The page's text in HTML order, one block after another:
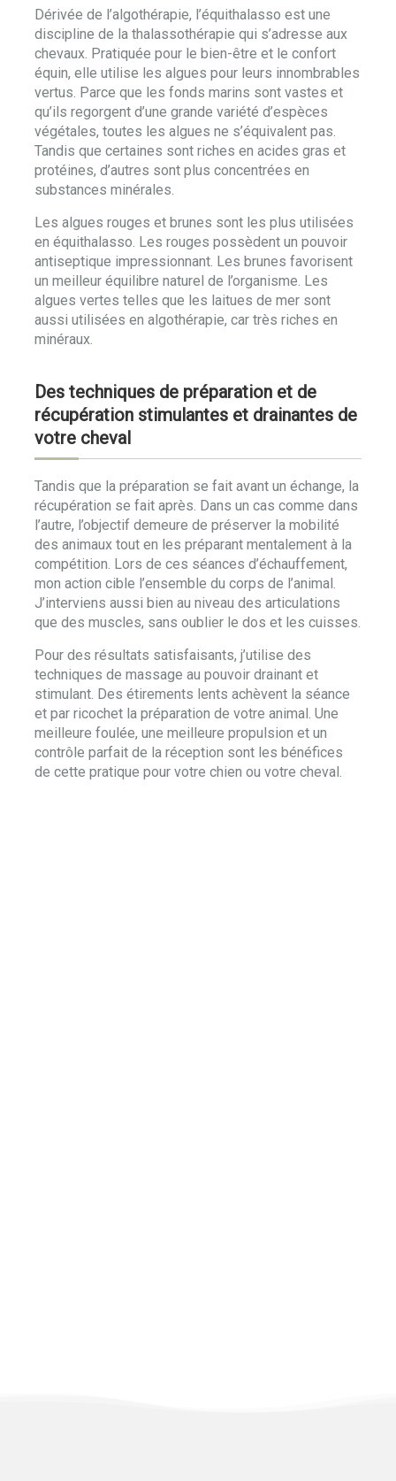
Dérivée de l’algothérapie, l’équithalasso est une
discipline de la thalassothérapie qui s’adresse aux
chevaux. Pratiquée pour le bien-être et le confort
équin, elle utilise les algues pour leurs innombrables
vertus. Parce que les fonds marins sont vastes et
qu’ils regorgent d’une grande variété d’espèces
végétales, toutes les algues ne s’équivalent pas.
Tandis que certaines sont riches en acides gras et
protéines, d’autres sont plus concentrées en
substances minérales.
Les algues rouges et brunes sont les plus utilisées
en équithalasso. Les rouges possèdent un pouvoir
antiseptique impressionnant. Les brunes favorisent
un meilleur équilibre naturel de l’organisme. Les
algues vertes telles que les laitues de mer sont
aussi utilisées en algothérapie, car très riches en
minéraux.
Des techniques de préparation et de
récupération stimulantes et drainantes de
votre cheval
Tandis que la préparation se fait avant un échange, la
récupération se fait après. Dans un cas comme dans
l’autre, l’objectif demeure de préserver la mobilité
des animaux tout en les préparant mentalement à la
compétition. Lors de ces séances d’échauffement,
mon action cible l’ensemble du corps de l’animal.
J’interviens aussi bien au niveau des articulations
que des muscles, sans oublier le dos et les cuisses.
Pour des résultats satisfaisants, j’utilise des
techniques de massage au pouvoir drainant et
stimulant. Des étirements lents achèvent la séance
et par ricochet la préparation de votre animal. Une
meilleure foulée, une meilleure propulsion et un
contrôle parfait de la réception sont les bénéfices
de cette pratique pour votre chien ou votre cheval.